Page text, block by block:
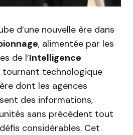
d’une nouvelle ère dans
, alimentée par les
de l’Intelligence
tournant technologique
dont les agences
des informations,
sans précédent tout
considérables. Cet